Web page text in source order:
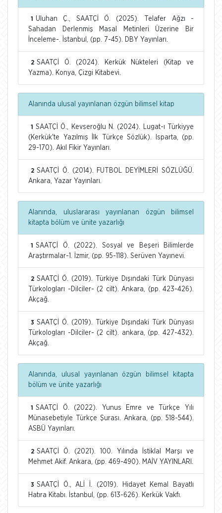
1
Uluhan Ç., SAATÇİ Ö. (2025). Telafer Ağzı -
Sahadan Derlenmiş Masal Metinleri Üzerine Bir
İnceleme-. İstanbul, (pp. 7-45). DBY Yayınları.
2 SAATÇİ Ö. (2024). Kerkük Nükteleri (Kitap ve
Yazma). Konya, Çizgi Kitabevi.
Alanında ulusal yayınlanan özgün bilimsel kitap
1
SAATÇİ Ö., Kevseroğlu N. (2024). Lugat-ı Türkiyye
(Kerkük'te Yazılmış İlk Türkçe Sözlük). Isparta, (pp.
29-170). Akıl Fikir Yayınları.
2 SAATÇİ Ö. (2014). FUTBOL DEYİMLERİ SÖZLÜĞÜ.
Ankara, Yazar Yayınları.
Alanında, uluslararası yayınlanan özgün bilimsel
kitapta bölüm ve ünite yazarlığı
1
SAATÇİ Ö. (2022). Sosyal ve Beşeri Bilimlerde
Araştırmalar-1. İzmir, (pp. 95-118). Serüven Yayınevi.
2 SAATÇİ Ö. (2019). Türkiye Dışındaki Türk Dünyası
Türkologları -Dilciler- (2 cilt). Ankara, (pp. 423-426).
Akçağ.
3 SAATÇİ Ö. (2019). Türkiye Dışındaki Türk Dünyası
Türkologları -Dilciler- (2 cilt). ankara, (pp. 427-432).
Akçağ.
Alanında, ulusal yayınlanan özgün bilimsel kitapta
bölüm ve ünite yazarlığı
1
SAATÇİ Ö. (2022). Yunus Emre ve Türkçe Yılı
Münasebetiyle Türkçe Şurası. Ankara, (pp. 518-544).
ASBÜ Yayınları.
2 SAATÇİ Ö. (2021). 100. Yılında İstiklal Marşı ve
Mehmet Akif. Ankara, (pp. 469-490). MAİV YAYINLARI.
3 SAATÇİ Ö., ALİ İ. (2019). Hidayet Kemal Bayatlı
Hatıra Kitabı. İstanbul, (pp. 613-626). Kerkük Vakfı.